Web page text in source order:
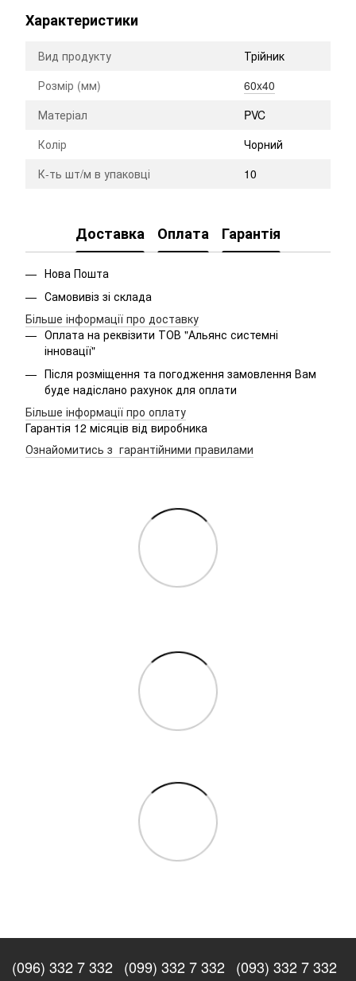
Характеристики
Вид продукту
Трійник
Розмір (мм)
60x40
Матеріал
PVC
Колір
Чорний
К-ть шт/м в упаковці
10
Доставка Оплата Гарантія
Нова Пошта
Самовивіз зі склада
Більше інформації про доставку
Оплата на реквізити ТОВ "Альянс системні
інновації"
Після розміщення та погодження замовлення Вам
буде надіслано рахунок для оплати
Більше інформації про оплату
Гарантія 12 місяців від виробника
Ознайомитись з гарантійними правилами
(096) 332 7 332 (099) 332 7 332 (093) 332 7 332